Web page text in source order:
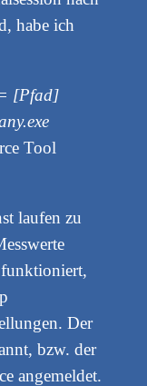
habe ich
[Pfad]
Tool
laufen zu
Der
bzw. der
angemeldet.